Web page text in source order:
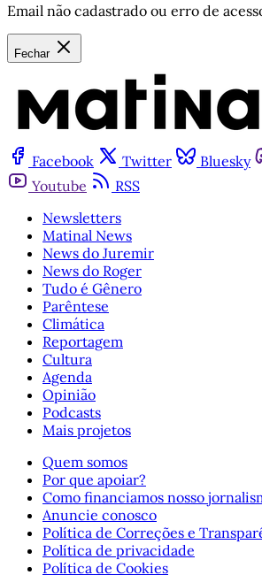
Email não cadastrado ou erro de
Fechar
Facebook Twitter Bluesky
Youtube
RSS
Newsletters
Matinal News
News do Juremir
News do Roger
Tudo é Gênero
Parêntese
Climática
Reportagem
Cultura
Agenda
Opinião
Podcasts
Mais projetos
Quem somos
Por que apoiar?
Como financiamos nosso
Anuncie conosco
Política de Correções e
Política de privacidade
Política de Cookies